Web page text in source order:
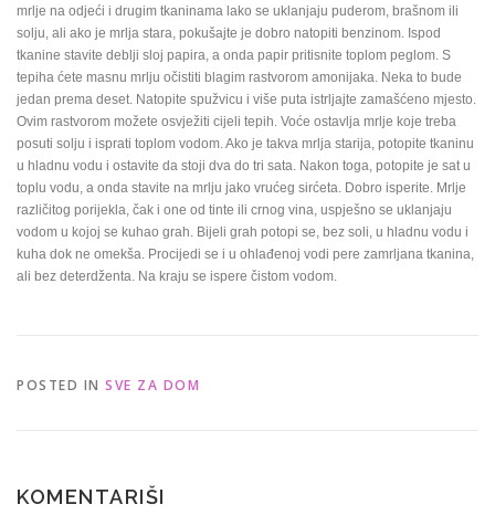
mrlje na odjeći i drugim tkaninama lako se uklanjaju puderom, brašnom ili
solju, ali ako je mrlja stara, pokušajte je dobro natopiti benzinom. Ispod
tkanine stavite deblji sloj papira, a onda papir pritisnite toplom peglom. S
tepiha ćete masnu mrlju očistiti blagim rastvorom amonijaka. Neka to bude
jedan prema deset. Natopite spužvicu i više puta istrljajte zamašćeno mjesto.
Ovim rastvorom možete osvježiti cijeli tepih. Voće ostavlja mrlje koje treba
posuti solju i isprati toplom vodom. Ako je takva mrlja starija, potopite tkaninu
u hladnu vodu i ostavite da stoji dva do tri sata. Nakon toga, potopite je sat u
toplu vodu, a onda stavite na mrlju jako vrućeg sirćeta. Dobro isperite. Mrlje
različitog porijekla, čak i one od tinte ili crnog vina, uspješno se uklanjaju
vodom u kojoj se kuhao grah. Bijeli grah potopi se, bez soli, u hladnu vodu i
kuha dok ne omekša. Procijedi se i u ohlađenoj vodi pere zamrljana tkanina,
ali bez deterdženta. Na kraju se ispere čistom vodom.
POSTED IN SVE ZA DOM
KOMENTARIŠI